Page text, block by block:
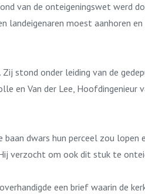
van de onteigeningswet werd
landeigenaren moest aanhoren en
stond onder leiding van de
en Van der Lee, Hoofdingenieur
baan dwars hun perceel zou lopen
verzocht om ook dit stuk te
een brief waarin de